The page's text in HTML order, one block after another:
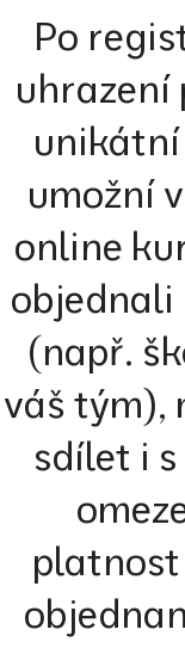
Po
uhrazení
umožní
online
objednali
(např.
váš tým),
sdílet i